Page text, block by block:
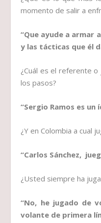
momento de salir a
“Que ayude a armar
y las tácticas que él
¿Cuál es el referente
los pasos?
“Sergio Ramos es un
¿Y en Colombia a cual
“Carlos Sánchez,
¿Usted siempre ha
“No, he jugado de
volante de primera